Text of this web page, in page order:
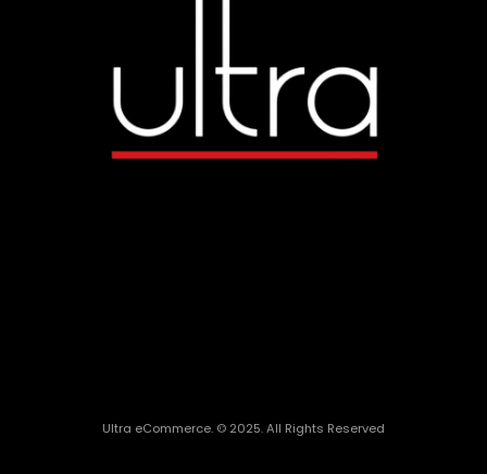
Ultra eCommerce. © 2025. All Rights Reserved